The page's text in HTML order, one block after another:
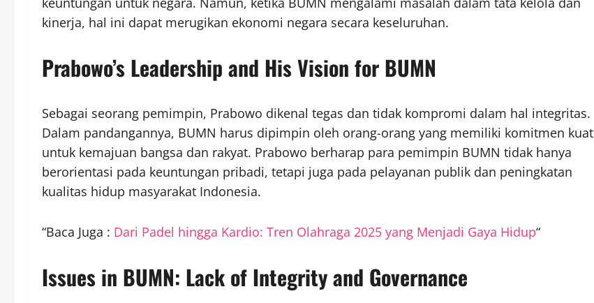
kinerja, hal ini dapat merugikan ekonomi negara secara keseluruhan.
Prabowo’s Leadership and His Vision for BUMN
Sebagai seorang pemimpin, Prabowo dikenal tegas dan tidak kompromi dalam hal integritas.
Dalam pandangannya, BUMN harus dipimpin oleh orang-orang yang memiliki komitmen kuat
untuk kemajuan bangsa dan rakyat. Prabowo berharap para pemimpin BUMN tidak hanya
berorientasi pada keuntungan pribadi, tetapi juga pada pelayanan publik dan peningkatan
kualitas hidup masyarakat Indonesia.
“Baca Juga : Dari Padel hingga Kardio: Tren Olahraga 2025 yang Menjadi Gaya Hidup“
Issues in BUMN: Lack of Integrity and Governance